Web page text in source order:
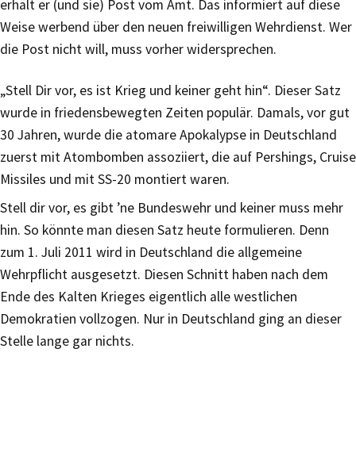
erhält er (und sie) Post vom Amt. Das informiert auf diese
Weise werbend über den neuen freiwilligen Wehrdienst. Wer
die Post nicht will, muss vorher widersprechen.
„Stell Dir vor, es ist Krieg und keiner geht hin“. Dieser Satz
wurde in friedensbewegten Zeiten populär. Damals, vor gut
30 Jahren, wurde die atomare Apokalypse in Deutschland
zuerst mit Atombomben assoziiert, die auf Pershings, Cruise
Missiles und mit SS-20 montiert waren.
Stell dir vor, es gibt ’ne Bundeswehr und keiner muss mehr
hin. So könnte man diesen Satz heute formulieren. Denn
zum 1. Juli 2011 wird in Deutschland die allgemeine
Wehrpflicht ausgesetzt. Diesen Schnitt haben nach dem
Ende des Kalten Krieges eigentlich alle westlichen
Demokratien vollzogen. Nur in Deutschland ging an dieser
Stelle lange gar nichts.